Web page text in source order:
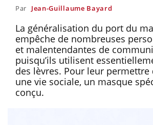
Par Jean-Guillaume Bayard
La généralisation du port du
empêche de nombreuses
et malentendantes de
puisqu’ils utilisent
des lèvres. Pour leur
une vie sociale, un masque
conçu.